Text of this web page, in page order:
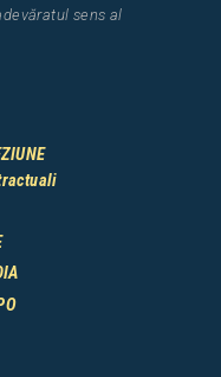
ăratul sens al